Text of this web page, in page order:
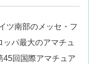
ツ南部のメッセ・フ
パ最大のアマチュ
45回国際アマチュア